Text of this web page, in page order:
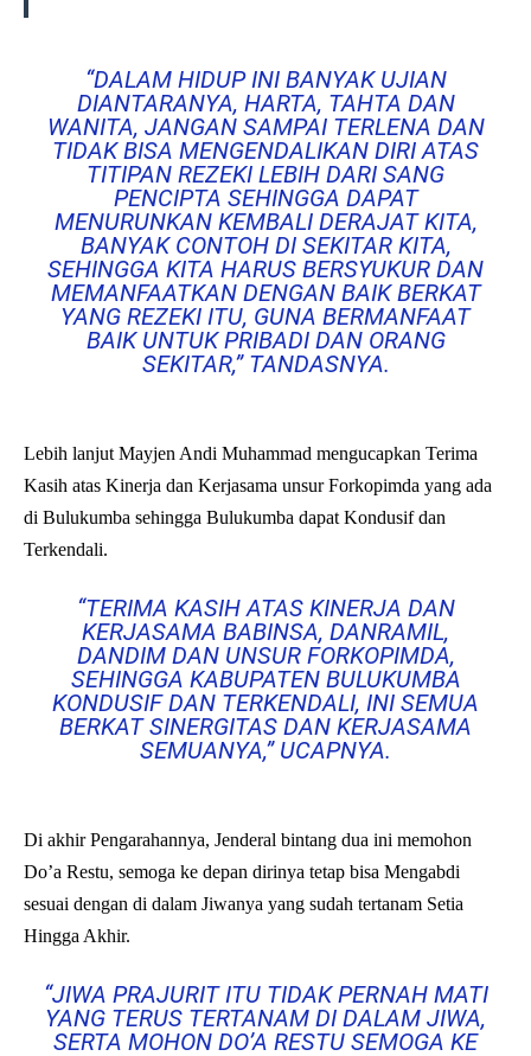
“DALAM HIDUP INI BANYAK UJIAN
DIANTARANYA, HARTA, TAHTA DAN
WANITA, JANGAN SAMPAI TERLENA DAN
TIDAK BISA MENGENDALIKAN DIRI ATAS
TITIPAN REZEKI LEBIH DARI SANG
PENCIPTA SEHINGGA DAPAT
MENURUNKAN KEMBALI DERAJAT KITA,
BANYAK CONTOH DI SEKITAR KITA,
SEHINGGA KITA HARUS BERSYUKUR DAN
MEMANFAATKAN DENGAN BAIK BERKAT
YANG REZEKI ITU, GUNA BERMANFAAT
BAIK UNTUK PRIBADI DAN ORANG
SEKITAR,” TANDASNYA.
Lebih lanjut Mayjen Andi Muhammad mengucapkan Terima
Kasih atas Kinerja dan Kerjasama unsur Forkopimda yang ada
di Bulukumba sehingga Bulukumba dapat Kondusif dan
Terkendali.
“TERIMA KASIH ATAS KINERJA DAN
KERJASAMA BABINSA, DANRAMIL,
DANDIM DAN UNSUR FORKOPIMDA,
SEHINGGA KABUPATEN BULUKUMBA
KONDUSIF DAN TERKENDALI, INI SEMUA
BERKAT SINERGITAS DAN KERJASAMA
SEMUANYA,” UCAPNYA.
Di akhir Pengarahannya, Jenderal bintang dua ini memohon
Do’a Restu, semoga ke depan dirinya tetap bisa Mengabdi
sesuai dengan di dalam Jiwanya yang sudah tertanam Setia
Hingga Akhir.
“JIWA PRAJURIT ITU TIDAK PERNAH MATI
YANG TERUS TERTANAM DI DALAM JIWA,
SERTA MOHON DO’A RESTU SEMOGA KE